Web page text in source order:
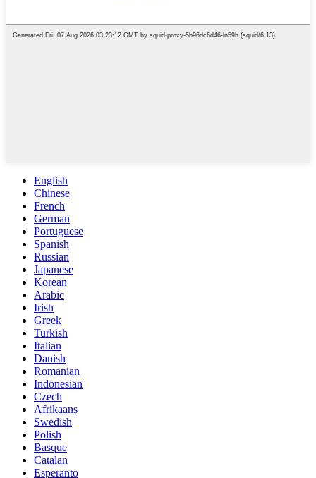
English
Chinese
French
German
Portuguese
Spanish
Russian
Japanese
Korean
Arabic
Irish
Greek
Turkish
Italian
Danish
Romanian
Indonesian
Czech
Afrikaans
Swedish
Polish
Basque
Catalan
Esperanto